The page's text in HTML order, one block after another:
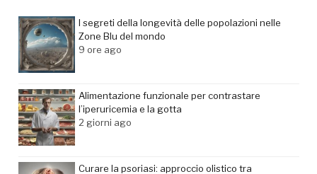
I segreti della longevità delle popolazioni nelle
Zone Blu del mondo
9 ore ago
Alimentazione funzionale per contrastare
l’iperuricemia e la gotta
2 giorni ago
Curare la psoriasi: approccio olistico tra